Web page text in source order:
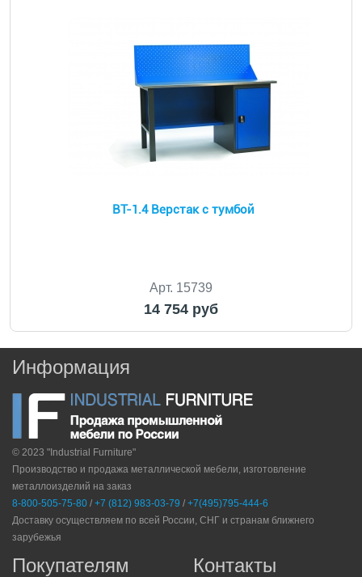
ВТ-1.4 Верстак с тумбой
Арт. 15739
14 754 руб
Информация
© 2023 "Industrial Furniture"
Производство и продажа металлической мебели, изготовление
металлоизделий на заказ
8-800-505-75-80 / +7 (812) 983-03-79 / +7(495)795-444-6
Доставку осуществляем по всей России, СНГ и странам ближнего
зарубежья
Покупателям Контакты